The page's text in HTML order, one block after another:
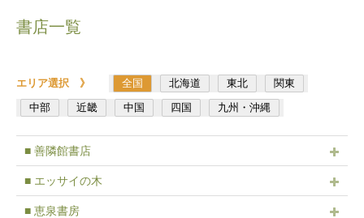
書店一覧
エリア選択 》 全国 北海道 東北
関東
中部
近畿 中国 四国 九州・沖縄
■ 善隣館書店
■ エッサイの木
■ 恵泉書房